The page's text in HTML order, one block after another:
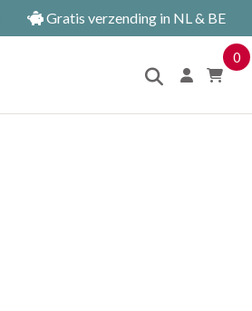
Gratis verzending in NL & BE
0